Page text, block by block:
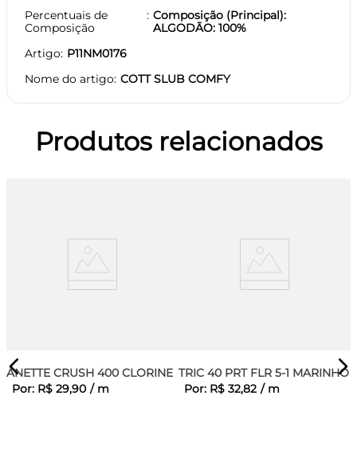
Percentuais de
Composição
Composição (Principal):
ALGODÃO: 100%
Artigo P11NM0176
Nome do artigo COTT SLUB COMFY
Produtos relacionados
ANETTE CRUSH 400 CLORINE
Por: R$ 29,90 / m
TRIC 40 PRT FLR 5-1 MARINHO
Por: R$ 32,82 / m